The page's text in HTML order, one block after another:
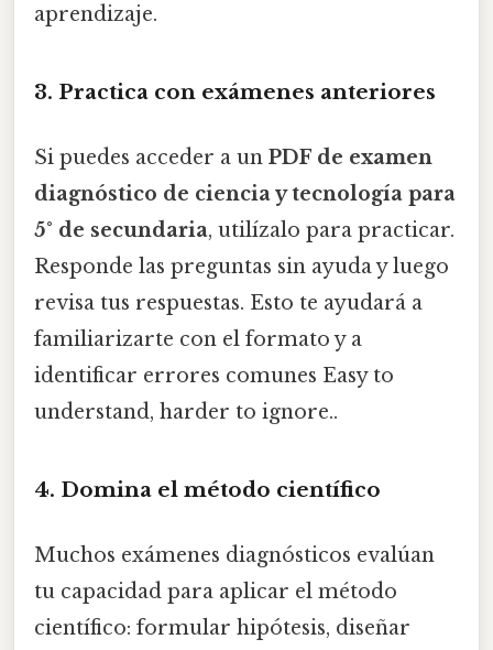
aprendizaje.
3. Practica con exámenes anteriores
Si puedes acceder a un PDF de examen
diagnóstico de ciencia y tecnología para
5° de secundaria, utilízalo para practicar.
Responde las preguntas sin ayuda y luego
revisa tus respuestas. Esto te ayudará a
familiarizarte con el formato y a
identificar errores comunes Easy to
understand, harder to ignore..
4. Domina el método científico
Muchos exámenes diagnósticos evalúan
tu capacidad para aplicar el método
científico: formular hipótesis, diseñar